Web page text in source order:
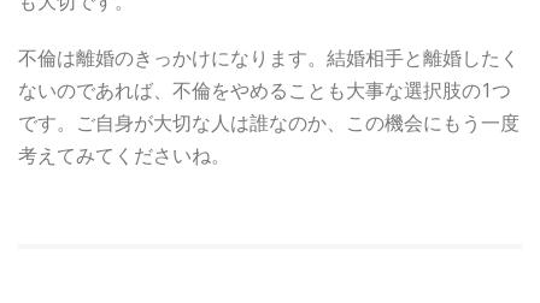
不倫は離婚のきっかけになります。結婚相手と離婚したく
ないのであれば、不倫をやめることも大事な選択肢の1つ
です。ご自身が大切な人は誰なのか、この機会にもう一度
考えてみてくださいね。